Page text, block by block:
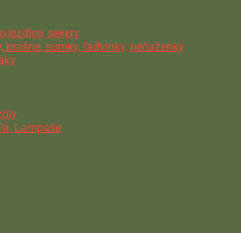
sekery
brašne, sumky, ľadvinky, peňaženky
Lampáše